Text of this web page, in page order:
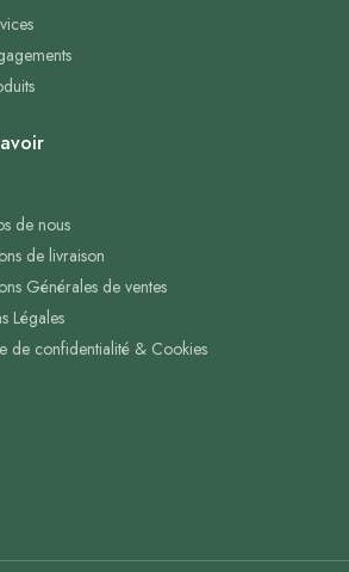
de nous
de livraison
Générales de ventes
Légales
de confidentialité & Cookies